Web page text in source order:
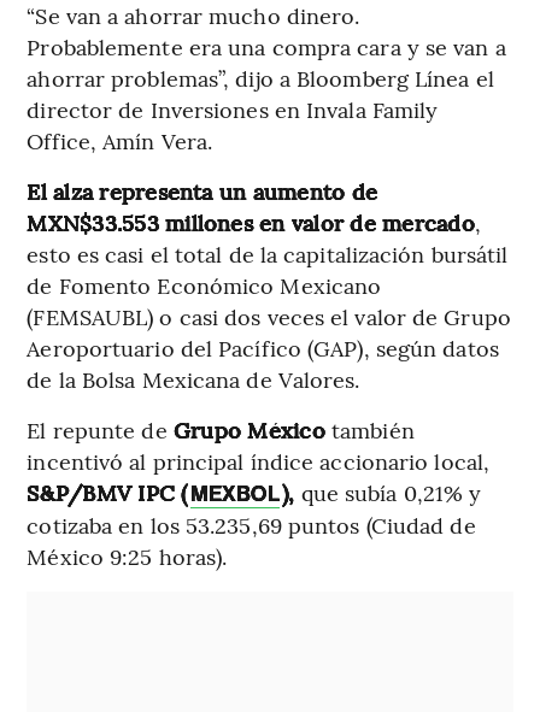
“Se van a ahorrar mucho dinero.
Probablemente era una compra cara y se van a
ahorrar problemas”, dijo a Bloomberg Línea el
director de Inversiones en Invala Family
Office, Amín Vera.
El alza representa un aumento de
MXN$33.553 millones en valor de mercado,
esto es casi el total de la capitalización bursátil
de Fomento Económico Mexicano
(FEMSAUBL) o casi dos veces el valor de Grupo
Aeroportuario del Pacífico (GAP), según datos
de la Bolsa Mexicana de Valores.
El repunte de Grupo Méxicotambién
incentivó al principal índice accionario local,
S&P/BMV IPC (MEXBOL), que subía 0,21% y
cotizaba en los 53.235,69 puntos (Ciudad de
México 9:25 horas).